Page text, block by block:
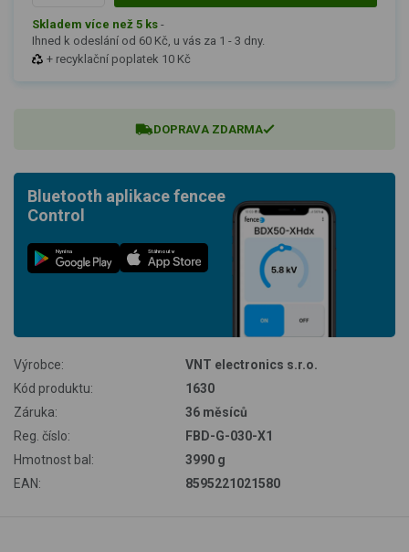
+ recyklační poplatek 10 Kč
Skladem více než 5 ks -
Ihned k odeslání od 60 Kč, u vás za 1 - 3 dny.
DOPRAVA ZDARMA
Bluetooth aplikace fencee
Control
Nyní na Stáhnout v
Výrobce:
VNT electronics s.r.o.
Kód produktu:
1630
Záruka:
36 měsíců
Reg. číslo:
FBD-G-030-X1
Hmotnost bal:
3990 g
EAN:
8595221021580